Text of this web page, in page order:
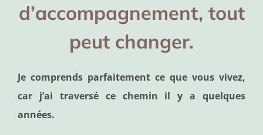
d’accompagnement, tout
peut changer.
Je comprends parfaitement ce que vous vivez,
car j’ai traversé ce chemin il y a quelques
années.